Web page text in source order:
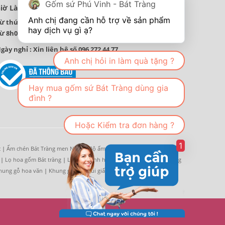
Làm Việc
thứ 2 đến thứ 7 hàng tuần
8h00 đến 18 h00 hàng ngày.
nghỉ : Xin liên hệ số 096 272 44 77
| Ấm chén Bát Tràng men Ngọc|Bộ ấm trà Hoa trà
Bát tô, tô canh
| Lọ hoa gốm Bát tràng | Lọ hoa, bình hoa vẽ tay |Lọ hoa men trắng
gỗ hoa văn | Khung gỗ ép|Túi giấy đựng quà |Đĩa sứ trắng
Gốm sứ Phú Vinh - Bát Tràng
Anh chị đang cần hỗ trợ về sản phẩm
Anh chị hỏi in làm quà tặng ?
Hay mua gốm sứ Bát Tràng dùng gia
đình ?
Hoặc Kiểm tra đơn hàng ?
1